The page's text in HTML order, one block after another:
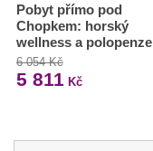
Pobyt přímo pod
Chopkem: horský
wellness a polopenze
6 054 Kč
5 811 Kč